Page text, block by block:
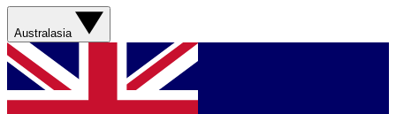
Australasia